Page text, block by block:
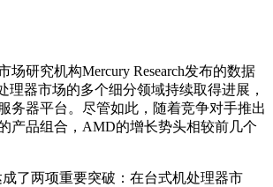
场研究机构Mercury Research发布的数据
理器市场的多个细分领域持续取得进展，
务器平台。尽管如此，随着竞争对手推出
产品组合，AMD的增长势头相较前几个
了两项重要突破：在台式机处理器市